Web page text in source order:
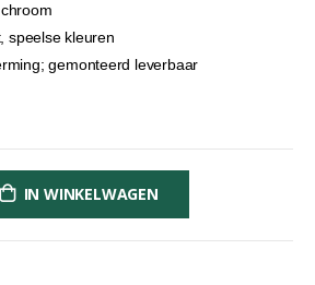
speelse kleuren
gemonteerd leverbaar
IN WINKELWAGEN